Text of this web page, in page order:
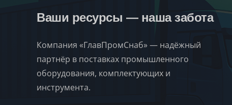
Ваши ресурсы — наша забота
Компания «ГлавПромСнаб» — надёжный
партнёр в поставках промышленного
оборудования, комплектующих и
инструмента.